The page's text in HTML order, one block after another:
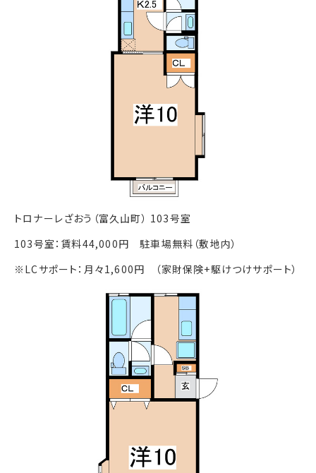
トロナーレざおう（富久山町） 103号室
103号室：賃料44,000円 駐車場無料（敷地内）
※LCサポート：月々1,600円 （家財保険+駆けつけサポート）